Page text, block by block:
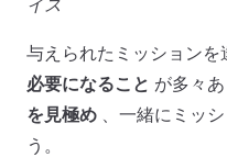
イス
与えられたミッションを
必要になること が多々
を見極め 、一緒にミッ
う。